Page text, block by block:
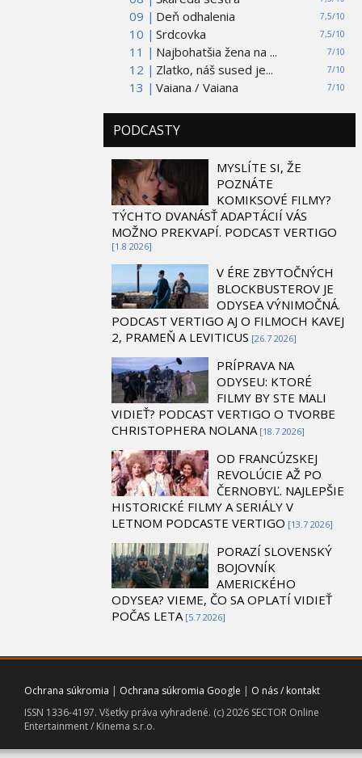
09 |
7,5/10
Deň odhalenia
10 |
7,5/10
Srdcovka
11 |
7/10
Najbohatšia žena na ...
12 |
7/10
Zlatko, náš sused je...
13 |
7/10
Vaiana / Vaiana
PODCASTY
MYSLÍTE SI, ŽE
POZNÁTE
KOMIKSOVÉ FILMY?
TÝCHTO DVANÁSŤ ADAPTÁCIÍ VÁS
MOŽNO PREKVAPÍ. PODCAST VERTIGO
[1.8 2026]
V ÉRE ZBYTOČNÝCH
BLOCKBUSTEROV JE
ODYSEA VÝNIMOČNÁ.
PODCAST VERTIGO AJ O FILMOCH KAVEJ
2, PRAMEŇ A LEVITICUS [26.7 2026]
PRÍPRAVA NA
ODYSEU: KTORÉ
FILMY BY STE MALI
VIDIEŤ? PODCAST VERTIGO O TVORBE
CHRISTOPHERA NOLANA [18.7 2026]
OD FRANCÚZSKEJ
REVOLÚCIE AŽ PO
ČERNOBYĽ. NAJLEPŠIE
HISTORICKÉ FILMY A SERIÁLY V
LETNOM PODCASTE VERTIGO [13.7 2026]
PORAZÍ SLOVENSKÝ
BOJOVNÍK
AMERICKÉHO
ODYSEA? VIEME, ČO SA OPLATÍ VIDIEŤ
POČAS LETA [5.7 2026]
Ochrana súkromia | Ochrana súkromia Google | O nás / kontakt
ISSN 1336-4197. Všetky práva vyhradené. (c) 2026 SECTOR Online
Entertainment / Kinema s.r.o.